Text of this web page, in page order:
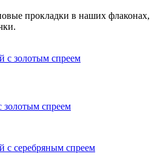
прокладки в наших флаконах,
золотым спреем